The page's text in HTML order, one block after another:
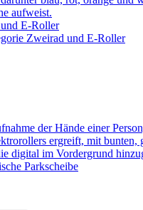
E-Roller
Zweirad und E-Roller
Parkscheibe